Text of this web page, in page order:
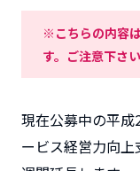
※こちらの内容
す。ご注意下さい
現在公募中の平
ービス経営力向